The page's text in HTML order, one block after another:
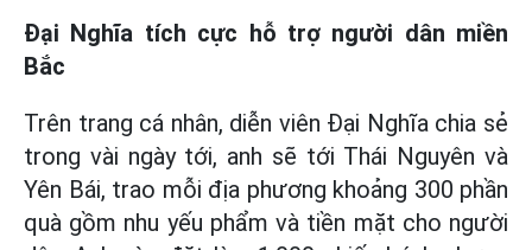
Đại Nghĩa tích cực hỗ trợ người dân miền
Bắc
Trên trang cá nhân, diễn viên Đại Nghĩa chia sẻ
trong vài ngày tới, anh sẽ tới Thái Nguyên và
Yên Bái, trao mỗi địa phương khoảng 300 phần
quà gồm nhu yếu phẩm và tiền mặt cho người